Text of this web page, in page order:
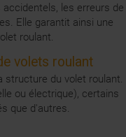
les erreurs de
Elle garantit ainsi une
roulant.
volets roulant
structure du volet roulant.
ou électrique), certains
que d'autres.